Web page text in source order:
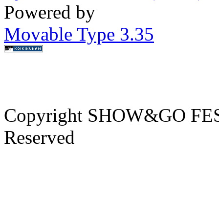
Powered by
Movable Type 3.35
Copyright SHOW&GO
Reserved